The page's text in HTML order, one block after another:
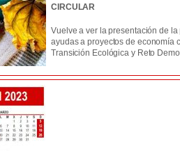
CIRCULAR
Vuelve a ver la presentación de
ayudas a proyectos de economía
Transición Ecológica y Reto